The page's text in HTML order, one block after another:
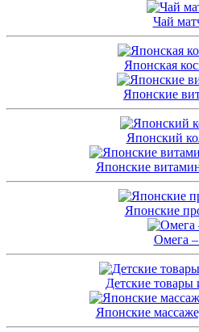
Чай
Японская
Японские
Японский
Японские
Японские
Омега
Детские
Японские